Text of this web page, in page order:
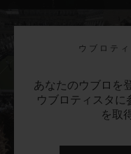
ウブロテ
あなたのウブロを
ウブロティスタに
を取